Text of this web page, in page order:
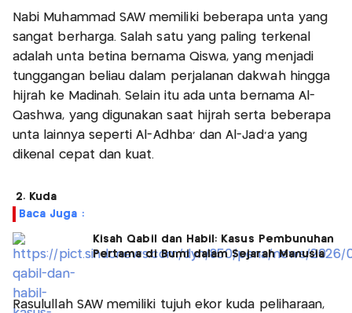
Nabi Muhammad SAW memiliki beberapa unta yang
sangat berharga. Salah satu yang paling terkenal
adalah unta betina bernama Qiswa, yang menjadi
tunggangan beliau dalam perjalanan dakwah hingga
hijrah ke Madinah. Selain itu ada unta bernama Al-
Qashwa, yang digunakan saat hijrah serta beberapa
unta lainnya seperti Al-Adhba' dan Al-Jad'a yang
dikenal cepat dan kuat.
2. Kuda
Baca Juga :
Kisah Qabil dan Habil: Kasus Pembunuhan
Pertama di Bumi dalam Sejarah Manusia
Rasulullah SAW memiliki tujuh ekor kuda peliharaan,